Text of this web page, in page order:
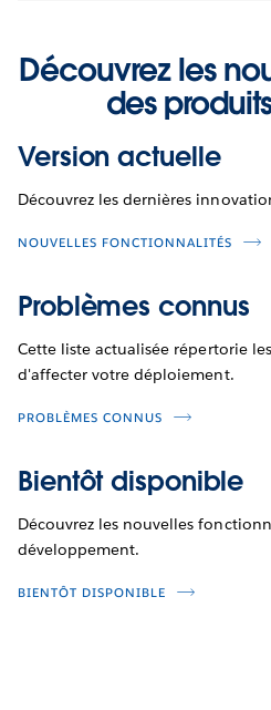
Découvrez les
des
Version actuelle
Découvrez les dernières
NOUVELLES FONCTIONNALITÉS
Problèmes connus
Cette liste actualisée répertorie
d'affecter votre déploiement.
PROBLÈMES CONNUS
Bientôt disponible
Découvrez les nouvelles
développement.
BIENTÔT DISPONIBLE